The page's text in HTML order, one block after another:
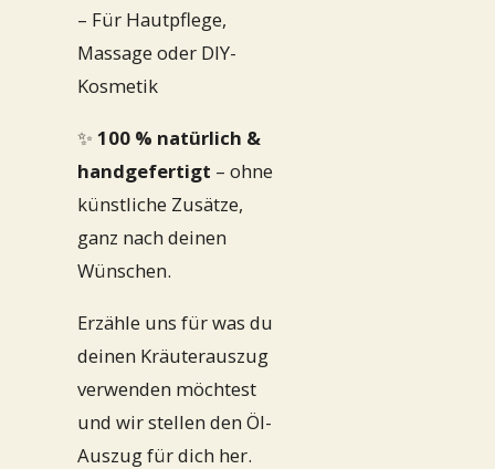
– Für Hautpflege,
Massage oder DIY-
Kosmetik
✨ 100 % natürlich &
handgefertigt – ohne
künstliche Zusätze,
ganz nach deinen
Wünschen.
Erzähle uns für was du
deinen Kräuterauszug
verwenden möchtest
und wir stellen den Öl-
Auszug für dich her.